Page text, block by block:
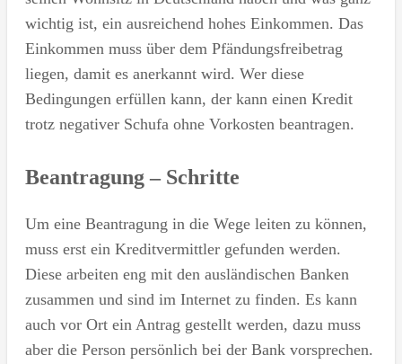
wichtig ist, ein ausreichend hohes Einkommen. Das
Einkommen muss über dem Pfändungsfreibetrag
liegen, damit es anerkannt wird. Wer diese
Bedingungen erfüllen kann, der kann einen Kredit
trotz negativer Schufa ohne Vorkosten beantragen.
Beantragung – Schritte
Um eine Beantragung in die Wege leiten zu können,
muss erst ein Kreditvermittler gefunden werden.
Diese arbeiten eng mit den ausländischen Banken
zusammen und sind im Internet zu finden. Es kann
auch vor Ort ein Antrag gestellt werden, dazu muss
aber die Person persönlich bei der Bank vorsprechen.